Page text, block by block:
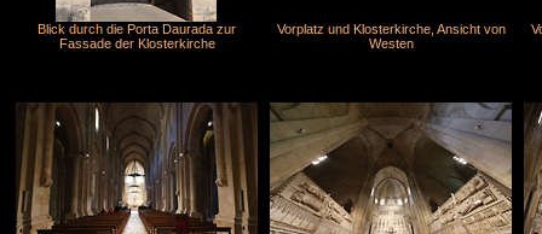
Blick durch die Porta Daurada zur
Fassade der Klosterkirche
Vorplatz und Klosterkirche, Ansicht von
Westen